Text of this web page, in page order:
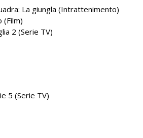
La giungla (Intrattenimento)
(Film)
2 (Serie TV)
5 (Serie TV)